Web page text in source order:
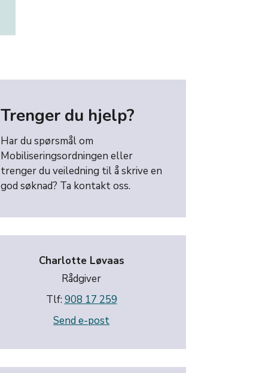
Trenger du hjelp?
Har du spørsmål om
Mobiliseringsordningen eller
trenger du veiledning til å skrive en
god søknad? Ta kontakt oss.
Charlotte Løvaas
Rådgiver
Tlf: 908 17 259
Send e-post